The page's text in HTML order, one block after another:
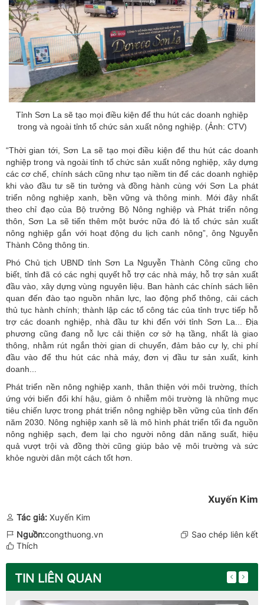
Tỉnh Sơn La sẽ tạo mọi điều kiện để thu hút các doanh nghiệp
trong và ngoài tỉnh tổ chức sản xuất nông nghiệp. (Ảnh: CTV)
“Thời gian tới, Sơn La sẽ tạo mọi điều kiện để thu hút các doanh
nghiệp trong và ngoài tỉnh tổ chức sản xuất nông nghiệp, xây dựng
các cơ chế, chính sách cũng như tạo niềm tin để các doanh nghiệp
khi vào đầu tư sẽ tin tưởng và đồng hành cùng với Sơn La phát
triển nông nghiệp xanh, bền vững và thông minh. Mới đây nhất
theo chỉ đạo của Bộ trưởng Bộ Nông nghiệp và Phát triển nông
thôn, Sơn La sẽ tiến thêm một bước nữa đó là tổ chức sản xuất
nông nghiệp gắn với hoạt động du lịch canh nông”, ông Nguyễn
Thành Công thông tin.
Phó Chủ tịch UBND tỉnh Sơn La Nguyễn Thành Công cũng cho
biết, tỉnh đã có các nghị quyết hỗ trợ các nhà máy, hỗ trợ sản xuất
đầu vào, xây dựng vùng nguyên liệu. Ban hành các chính sách liên
quan đến đào tạo nguồn nhân lực, lao động phổ thông, cải cách
thủ tục hành chính; thành lập các tổ công tác của tỉnh trực tiếp hỗ
trợ các doanh nghiệp, nhà đầu tư khi đến với tỉnh Sơn La... Địa
phương cũng đang nỗ lực cải thiện cơ sở hạ tầng, nhất là giao
thông, nhằm rút ngắn thời gian di chuyển, đảm bảo cự ly, chi phí
đầu vào để thu hút các nhà máy, đơn vị đầu tư sản xuất, kinh
doanh...
Phát triển nền nông nghiệp xanh, thân thiện với môi trường, thích
ứng với biến đổi khí hậu, giảm ô nhiễm môi trường là những mục
tiêu chiến lược trong phát triển nông nghiệp bền vững của tỉnh đến
năm 2030. Nông nghiệp xanh sẽ là mô hình phát triển tối đa nguồn
nông nghiệp sạch, đem lại cho người nông dân năng suất, hiệu
quả vượt trội và đồng thời cũng giúp bảo vệ môi trường và sức
khỏe người dân một cách tốt hơn.
Xuyến Kim
Tác giả: Xuyến Kim
Nguồn:congthuong.vn
Sao chép liên kết
Thích
TIN LIÊN QUAN